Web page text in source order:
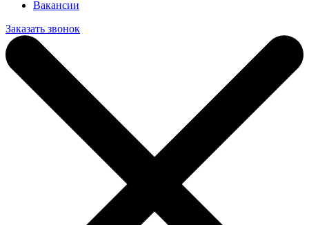
Вакансии
Заказать звонок